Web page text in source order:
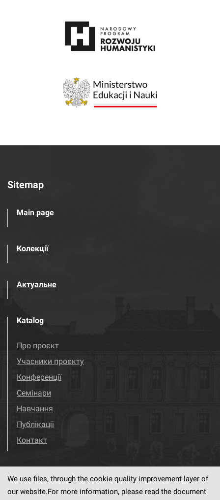
Sitemap
Main page
Колекції
Актуальне
Katalog
Про проєкт
Учасники проєкту
Конференції
Семінари
Навчання
Публікації
Контакт
Visit us! Facebook
We use files, through the cookie quality improvement layer of
our website.For more information, please read the document